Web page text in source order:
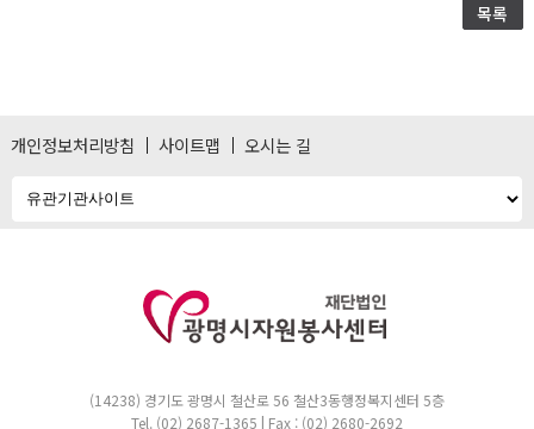
목록
개인정보처리방침 사이트맵 오시는 길
(14238) 경기도 광명시 철산로 56 철산3동행정복지센터 5층
Tel. (02) 2687-1365 | Fax : (02) 2680-2692